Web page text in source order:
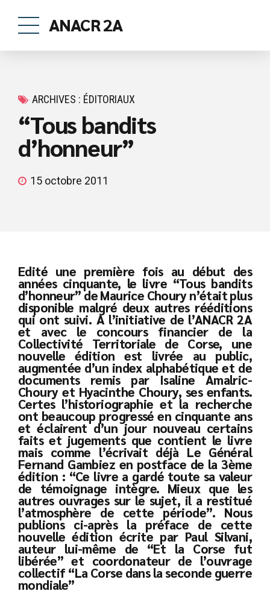
ANACR 2A
ARCHIVES : ÉDITORIAUX
“Tous bandits
d’honneur”
15 octobre 2011
Edité une première fois au début des
années cinquante, le livre “Tous bandits
d’honneur” de Maurice Choury n’était plus
disponible malgré deux autres rééditions
qui ont suivi. A l’initiative de l’ANACR 2A
et avec le concours financier de la
Collectivité Territoriale de Corse, une
nouvelle édition est livrée au public,
augmentée d’un index alphabétique et de
documents remis par Isaline Amalric-
Choury et Hyacinthe Choury, ses enfants.
Certes l’historiographie et la recherche
ont beaucoup progressé en cinquante ans
et éclairent d’un jour nouveau certains
faits et jugements que contient le livre
mais comme l’écrivait déjà Le Général
Fernand Gambiez en postface de la 3ème
édition : “Ce livre a gardé toute sa valeur
de témoignage intègre. Mieux que les
autres ouvrages sur le sujet, il a restitué
l’atmosphère de cette période”. Nous
publions ci-après la préface de cette
nouvelle édition écrite par Paul Silvani,
auteur lui-même de “Et la Corse fut
libérée” et coordonateur de l’ouvrage
collectif “La Corse dans la seconde guerre
mondiale”